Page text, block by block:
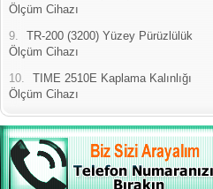
Ölçüm Cihazı
9.
TR-200 (3200) Yüzey Pürüzlülük
Ölçüm Cihazı
10.
TIME 2510E Kaplama Kalınlığı
Ölçüm Cihazı